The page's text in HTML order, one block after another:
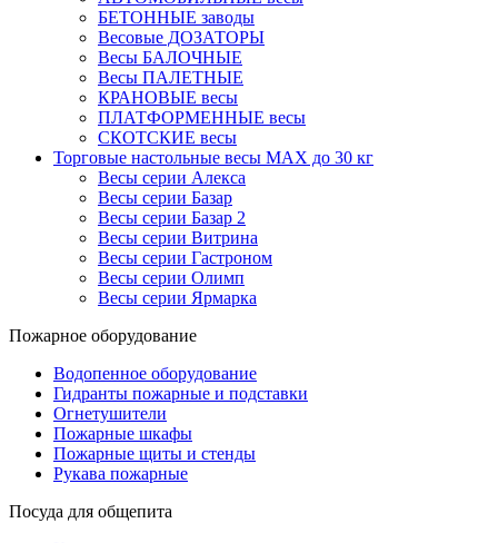
БЕТОННЫЕ заводы
Весовые ДОЗАТОРЫ
Весы БАЛОЧНЫЕ
Весы ПАЛЕТНЫЕ
КРАНОВЫЕ весы
ПЛАТФОРМЕННЫЕ весы
СКОТСКИЕ весы
Торговые настольные весы MAX до 30 кг
Весы серии Алекса
Весы серии Базар
Весы серии Базар 2
Весы серии Витрина
Весы серии Гастроном
Весы серии Олимп
Весы серии Ярмарка
Пожарное оборудование
Водопенное оборудование
Гидранты пожарные и подставки
Огнетушители
Пожарные шкафы
Пожарные щиты и стенды
Рукава пожарные
Посуда для общепита